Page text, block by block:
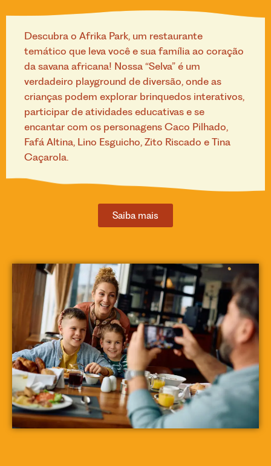
Descubra o Afrika Park, um restaurante
temático que leva você e sua família ao coração
da savana africana! Nossa “Selva” é um
verdadeiro playground de diversão, onde as
crianças podem explorar brinquedos interativos,
participar de atividades educativas e se
encantar com os personagens Caco Pilhado,
Fafá Altina, Lino Esguicho, Zito Riscado e Tina
Caçarola.
Saiba mais